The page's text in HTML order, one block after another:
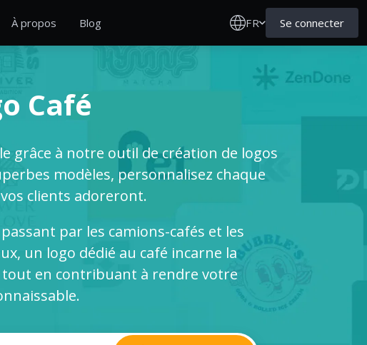
À propos Blog FR Se connecter
Café
grâce à notre outil de création de logos
modèles, personnalisez chaque
clients adoreront.
par les camions-cafés et les
un logo dédié au café incarne la
en contribuant à rendre votre